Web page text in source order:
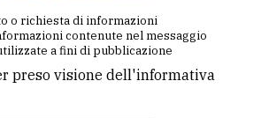
o richiesta di informazioni
contenute nel messaggio
a fini di pubblicazione
preso visione dell'informativa